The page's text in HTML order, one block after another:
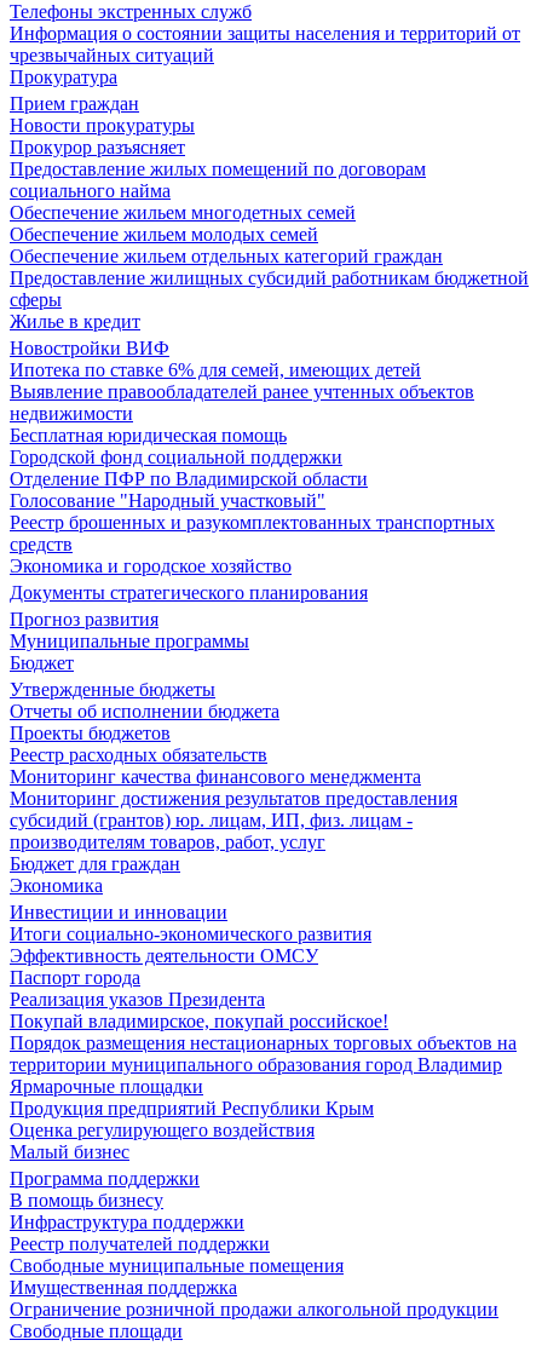
Телефоны экстренных служб
Информация о состоянии защиты населения и территорий от
чрезвычайных ситуаций
Прокуратура
Прием граждан
Новости прокуратуры
Прокурор разъясняет
Предоставление жилых помещений по договорам
социального найма
Обеспечение жильем многодетных семей
Обеспечение жильем молодых семей
Обеспечение жильем отдельных категорий граждан
Предоставление жилищных субсидий работникам бюджетной
сферы
Жилье в кредит
Новостройки ВИФ
Ипотека по ставке 6% для семей, имеющих детей
Выявление правообладателей ранее учтенных объектов
недвижимости
Бесплатная юридическая помощь
Городской фонд социальной поддержки
Отделение ПФР по Владимирской области
Голосование "Народный участковый"
Реестр брошенных и разукомплектованных транспортных
средств
Экономика и городское хозяйство
Документы стратегического планирования
Прогноз развития
Муниципальные программы
Бюджет
Утвержденные бюджеты
Отчеты об исполнении бюджета
Проекты бюджетов
Реестр расходных обязательств
Мониторинг качества финансового менеджмента
Мониторинг достижения результатов предоставления
субсидий (грантов) юр. лицам, ИП, физ. лицам -
производителям товаров, работ, услуг
Бюджет для граждан
Экономика
Инвестиции и инновации
Итоги социально-экономического развития
Эффективность деятельности ОМСУ
Паспорт города
Реализация указов Президента
Покупай владимирское, покупай российское!
Порядок размещения нестационарных торговых объектов на
территории муниципального образования город Владимир
Ярмарочные площадки
Продукция предприятий Республики Крым
Оценка регулирующего воздействия
Малый бизнес
Программа поддержки
В помощь бизнесу
Инфраструктура поддержки
Реестр получателей поддержки
Свободные муниципальные помещения
Имущественная поддержка
Ограничение розничной продажи алкогольной продукции
Свободные площади